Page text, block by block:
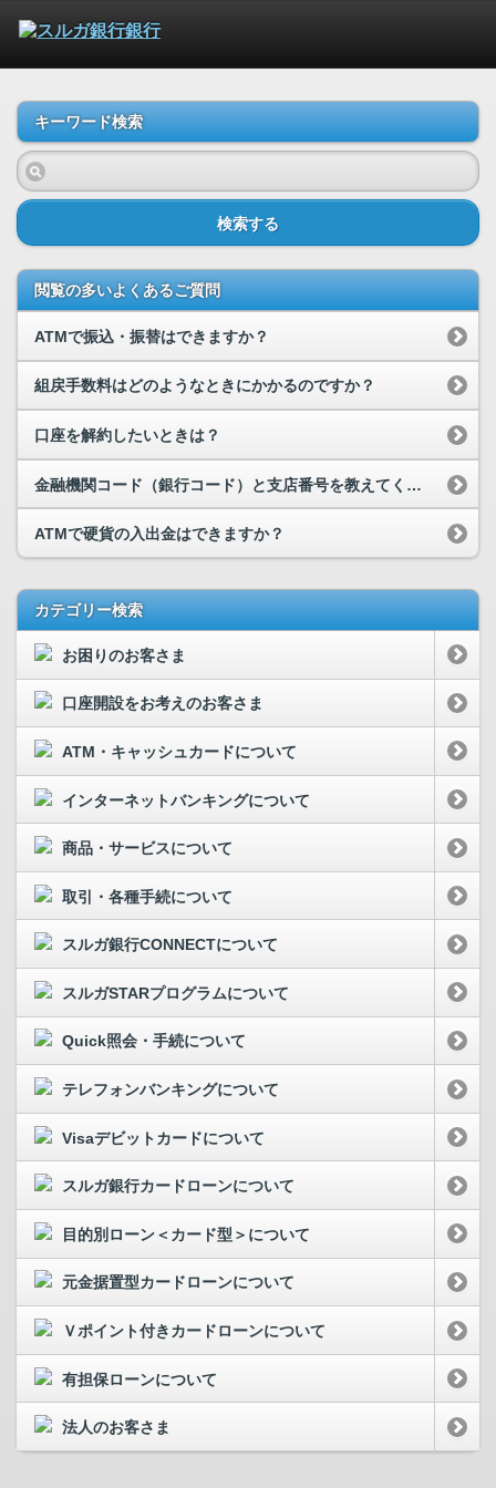
キーワード検索
検索する
閲覧の多いよくあるご質問
ATMで振込・振替はできますか？
組戻手数料はどのようなときにかかるのですか？
口座を解約したいときは？
金融機関コード（銀行コード）と支店番号を教えてください。
ATMで硬貨の入出金はできますか？
カテゴリー検索
お困りのお客さま
口座開設をお考えのお客さま
ATM・キャッシュカードについて
インターネットバンキングについて
商品・サービスについて
取引・各種手続について
スルガ銀行CONNECTについて
スルガSTARプログラムについて
Quick照会・手続について
テレフォンバンキングについて
Visaデビットカードについて
スルガ銀行カードローンについて
目的別ローン＜カード型＞について
元金据置型カードローンについて
Ｖポイント付きカードローンについて
有担保ローンについて
法人のお客さま